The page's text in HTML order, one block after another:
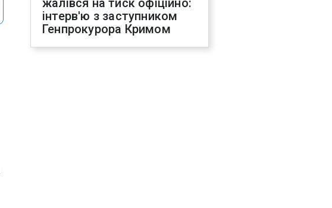
жалівся на тиск офіційно:
інтерв'ю з заступником
Генпрокурора Кримом